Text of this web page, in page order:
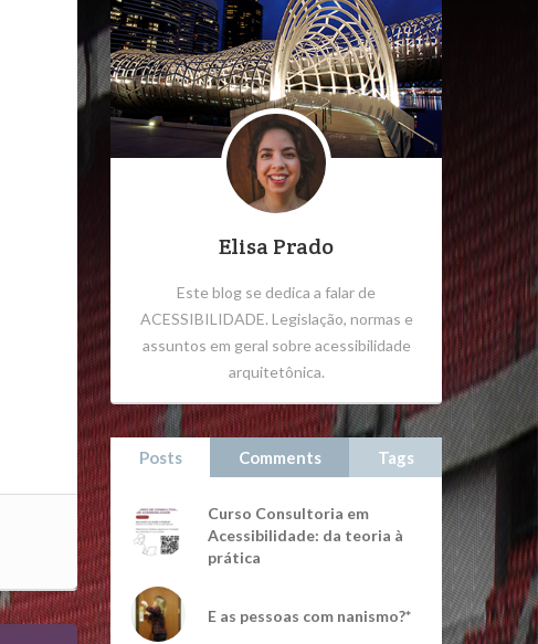
Elisa Prado
Este blog se dedica a falar de
ACESSIBILIDADE. Legislação, normas e
assuntos em geral sobre acessibilidade
arquitetônica.
Posts Comments Tags
Curso Consultoria em
Acessibilidade: da teoria à
prática
E as pessoas com nanismo?*